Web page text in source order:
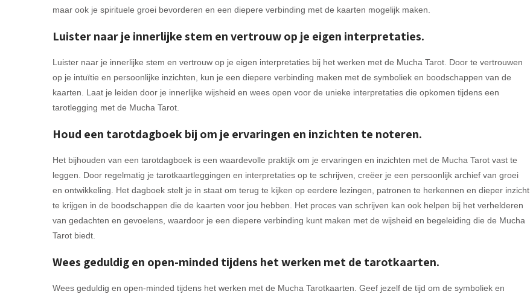
maar ook je spirituele groei bevorderen en een diepere verbinding met de kaarten mogelijk maken.
Luister naar je innerlijke stem en vertrouw op je eigen interpretaties.
Luister naar je innerlijke stem en vertrouw op je eigen interpretaties bij het werken met de Mucha Tarot. Door te vertrouwen
op je intuïtie en persoonlijke inzichten, kun je een diepere verbinding maken met de symboliek en boodschappen van de
kaarten. Laat je leiden door je innerlijke wijsheid en wees open voor de unieke interpretaties die opkomen tijdens een
tarotlegging met de Mucha Tarot.
Houd een tarotdagboek bij om je ervaringen en inzichten te noteren.
Het bijhouden van een tarotdagboek is een waardevolle praktijk om je ervaringen en inzichten met de Mucha Tarot vast te
leggen. Door regelmatig je tarotkaartleggingen en interpretaties op te schrijven, creëer je een persoonlijk archief van groei
en ontwikkeling. Het dagboek stelt je in staat om terug te kijken op eerdere lezingen, patronen te herkennen en dieper inzicht
te krijgen in de boodschappen die de kaarten voor jou hebben. Het proces van schrijven kan ook helpen bij het verhelderen
van gedachten en gevoelens, waardoor je een diepere verbinding kunt maken met de wijsheid en begeleiding die de Mucha
Tarot biedt.
Wees geduldig en open-minded tijdens het werken met de tarotkaarten.
Wees geduldig en open-minded tijdens het werken met de Mucha Tarotkaarten. Geef jezelf de tijd om de symboliek en